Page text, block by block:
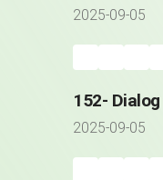
2025-09-05
152-
2025-09-05